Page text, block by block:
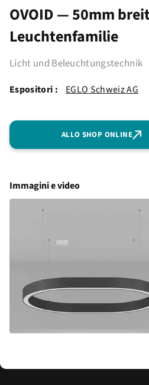
OVOID — 50mm
Leuchtenfamilie
Licht und Beleuchtungstechnik
Espositori : EGLO Schweiz AG
ALLO SHOP ONLINE
Immagini e video